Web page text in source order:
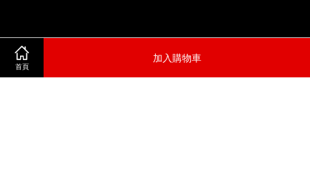
首頁
加入購物車